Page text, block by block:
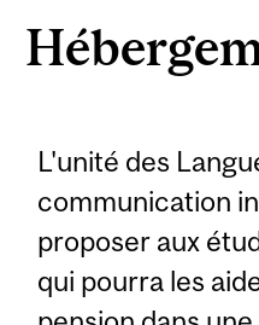
L'unité des
communication
proposer aux
qui pourra les